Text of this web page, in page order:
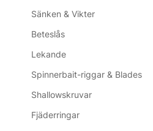
Sänken & Vikter
Beteslås
Lekande
Spinnerbait-riggar & Blades
Shallowskruvar
Fjäderringar